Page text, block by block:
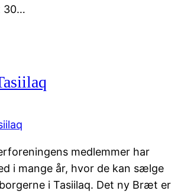
30…
medlemmer har
i mange år, hvor de kan sælge
i Tasiilaq. Det ny Bræt er